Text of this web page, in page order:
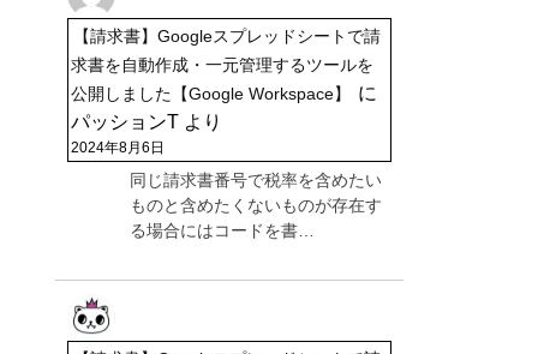
【請求書】Googleスプレッドシートで請
求書を自動作成・一元管理するツールを
公開しました【Google Workspace】
に
パッションT より
2024年8月6日
同じ請求書番号で税率を含めたい
ものと含めたくないものが存在す
る場合にはコードを書…